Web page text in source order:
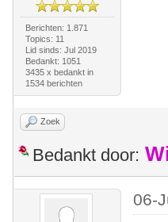
Berichten: 1.871
Topics: 11
Lid sinds: Jul 2019
Bedankt: 1051
3435 x bedankt in
1534 berichten
Zoek
Bedankt door:
06-